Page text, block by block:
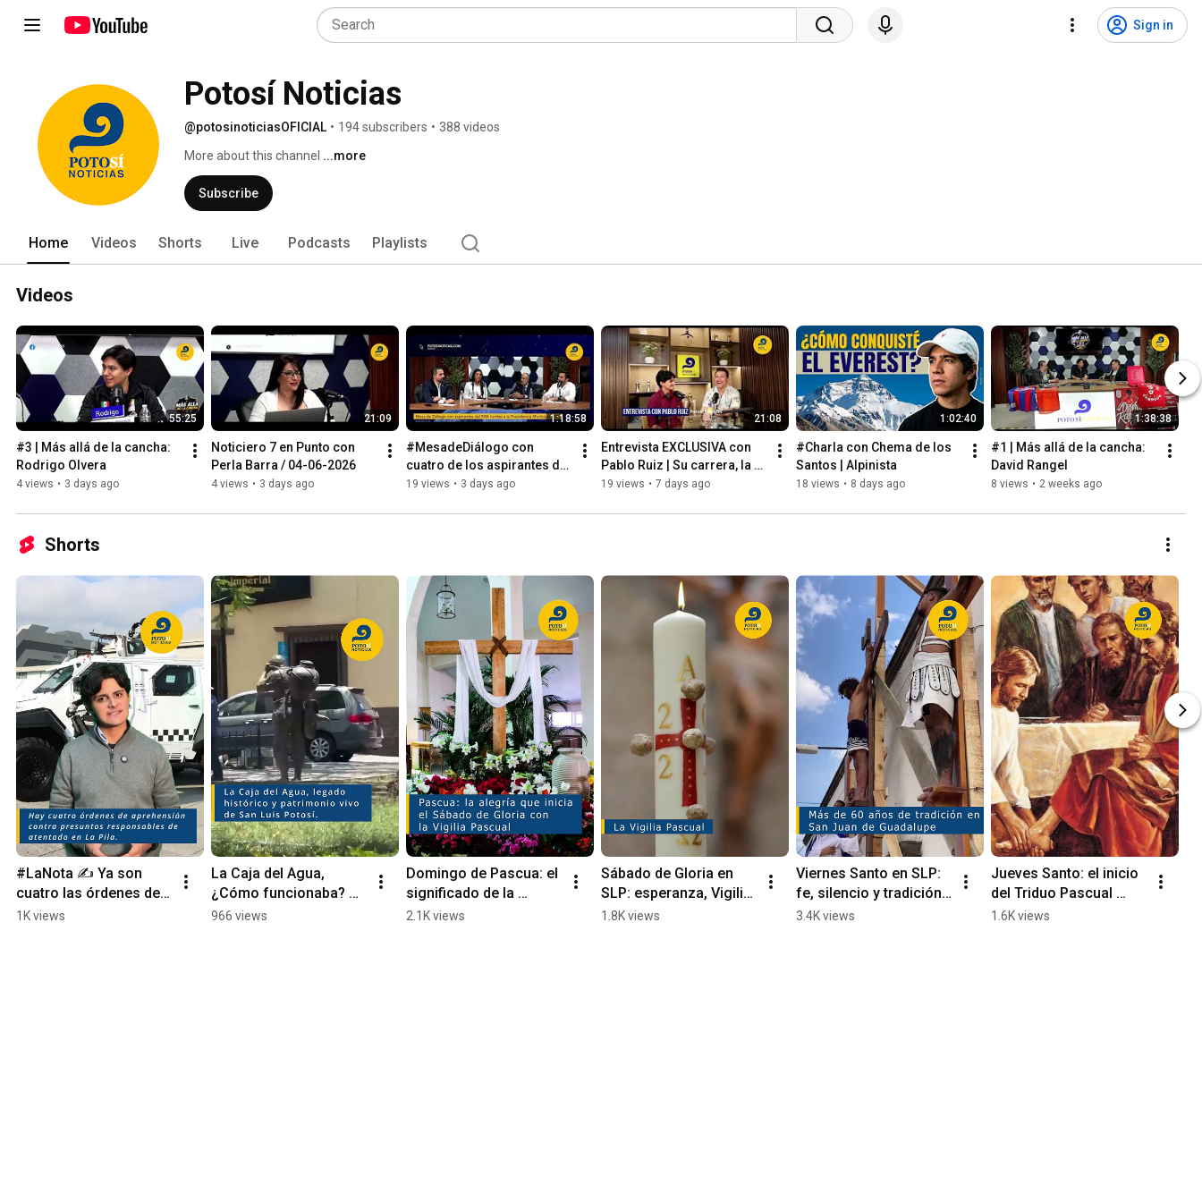
Sign in
Potosí Noticias
@potosinoticiasOFICIAL • 194 subscribers • 388 videos
More about this channel ...more
Subscribe
Home Videos Shorts Live Podcasts Playlists
Videos
55:25
#3 | Más allá de la cancha:
Rodrigo Olvera
4 views • 3 days ago
21:09
Noticiero 7 en Punto con
Perla Barra / 04-06-2026
4 views • 3 days ago
1:18:58
#MesadeDiálogo con
cuatro de los aspirantes del
PAN rumbo a la Presidencia
19 views • 3 days ago
21:08
Entrevista EXCLUSIVA con
Pablo Ruiz | Su carrera, la
música y los nuevos retos
19 views • 7 days ago
1:02:40
#Charla con Chema de los
Santos | Alpinista
18 views • 8 days ago
1:38:38
#1 | Más allá de la cancha:
David Rangel
8 views • 2 weeks ago
Shorts
#LaNota ✍️ Ya son
cuatro las órdenes de
aprehensión por el
1K views
La Caja del Agua,
¿Cómo funcionaba?
¿Para que servía?
966 views
Domingo de Pascua: el
significado de la
resurrección en la fe
2.1K views
Sábado de Gloria en
SLP: esperanza, Vigilia
Pascual y quema de
1.8K views
Viernes Santo en SLP:
fe, silencio y tradición
con Viacrucis y
3.4K views
Jueves Santo: el inicio
del Triduo Pascual 🙏🏼
✨
1.6K views